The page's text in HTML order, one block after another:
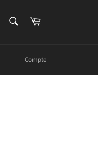
Panier
Compte